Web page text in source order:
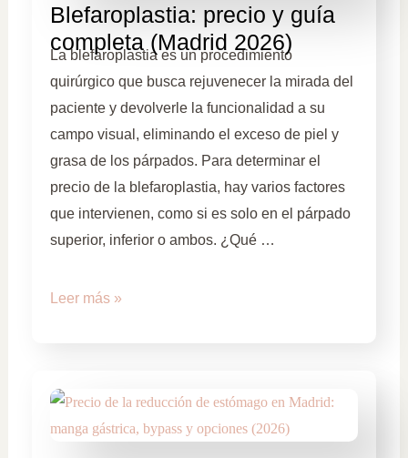
Blefaroplastia: precio y guía
completa (Madrid 2026)
La blefaroplastia es un procedimiento
quirúrgico que busca rejuvenecer la mirada del
paciente y devolverle la funcionalidad a su
campo visual, eliminando el exceso de piel y
grasa de los párpados. Para determinar el
precio de la blefaroplastia, hay varios factores
que intervienen, como si es solo en el párpado
superior, inferior o ambos. ¿Qué …
Leer más »